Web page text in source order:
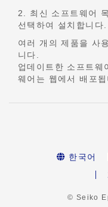
2. 최신 소프트웨어
선택하여 설치합니다.
여러 개의 제품을 사
니다.
업데이트한 소프트웨
웨어는 웹에서 배포됩
한국어
© Seiko